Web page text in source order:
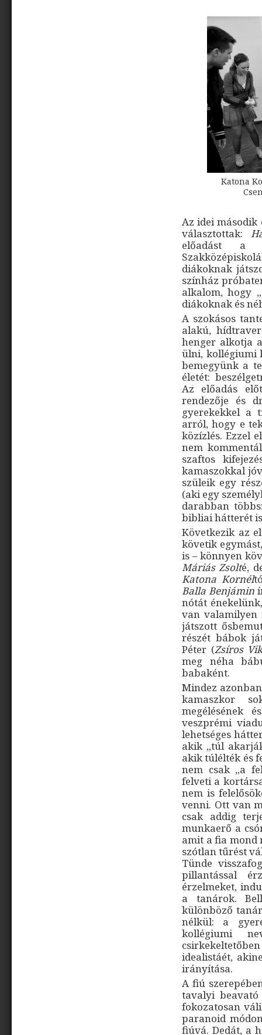
Katona
Az idei
választottak:
előadást a
diákoknak
színház
alkalom, hogy
diákoknak és
A szokásos
alakú,
henger alkotja
ülni, kollégiumi
bemegyünk a
életét:
Az előadás
rendezője és
gyerekekkel a
arról, hogy e
közízlés. Ezzel
nem
szaftos
kamaszokkal
szüleik egy
(aki egy
darabban
bibliai hátterét
Következik az
követik
is – könnyen
Máriás Zsolté,
Katona Kornél
Balla Benjámin
nótát
van valamilyen
játszott
részét bábok
Péter (Zsíros
meg néha
babaként.
Mindez
kamaszkor
megélésének
veszprémi
lehetséges
akik „túl
akik túlélték és
nem csak „a
felveti a
nem is
venni. Ott van
csak addig
munkaerő a
amit a fia mond
szótlan tűrést
Tünde
pillantással
érzelmeket,
a tanárok.
különböző
nélkül: a
kollégiumi
idealistáét,
irányítása.
A fiú
tavalyi
fokozatosan
paranoid
fiúvá. Dedát, a